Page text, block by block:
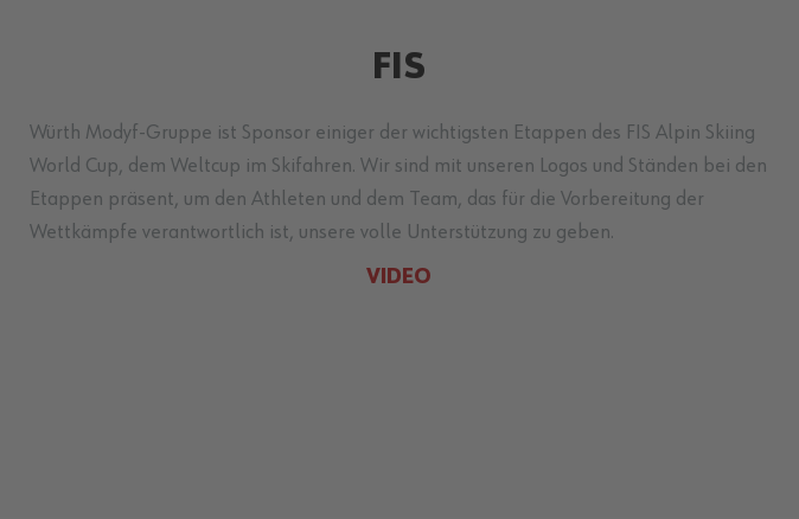
FIS
Würth Modyf-Gruppe ist Sponsor einiger der wichtigsten Etappen des FIS Alpin Skiing
World Cup, dem Weltcup im Skifahren. Wir sind mit unseren Logos und Ständen bei den
Etappen präsent, um den Athleten und dem Team, das für die Vorbereitung der
Wettkämpfe verantwortlich ist, unsere volle Unterstützung zu geben.
VIDEO